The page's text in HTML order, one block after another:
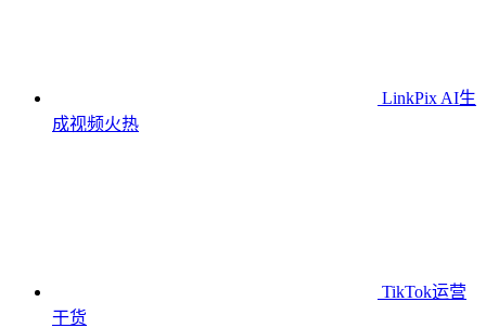
LinkPix AI生
成视频火热
TikTok运营
干货